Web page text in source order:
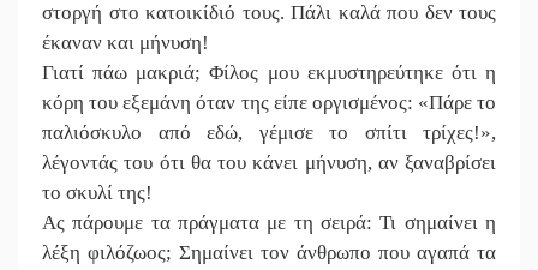
στοργή στο κατοικίδιό τους. Πάλι καλά που δεν τους
έκαναν και μήνυση!
Γιατί πάω μακριά; Φίλος μου εκμυστηρεύτηκε ότι η
κόρη του εξεμάνη όταν της είπε οργισμένος: «Πάρε το
παλιόσκυλο από εδώ, γέμισε το σπίτι τρίχες!»,
λέγοντάς του ότι θα του κάνει μήνυση, αν ξαναβρίσει
το σκυλί της!
Ας πάρουμε τα πράγματα με τη σειρά: Τι σημαίνει η
λέξη φιλόζωος; Σημαίνει τον άνθρωπο που αγαπά τα